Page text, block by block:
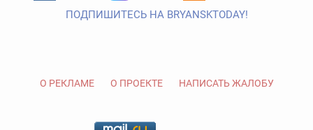
ПОДПИШИТЕСЬ НА BRYANSKTODAY!
О РЕКЛАМЕ О ПРОЕКТЕ НАПИСАТЬ ЖАЛОБУ